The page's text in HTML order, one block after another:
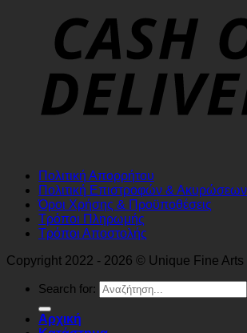
Πολιτική Απορρήτου
Πολιτική Επιστροφών & Ακυρώσεων
Όροι Χρήσης & Προϋποθέσεις
Τρόποι Πληρωμής
Τρόποι Αποστολής
Copyright 2022 - 2026 © Unique Fine
Search for:
Αρχική